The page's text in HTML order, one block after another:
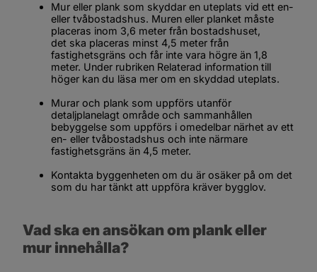
Mur eller plank som skyddar en uteplats vid ett en-
eller tvåbostadshus. Muren eller planket måste
placeras inom 3,6 meter från bostadshuset,
det ska placeras minst 4,5 meter från
fastighetsgräns och får inte vara högre än 1,8
meter. Under rubriken Relaterad information till
höger kan du läsa mer om en skyddad uteplats.
Murar och plank som uppförs utanför
detaljplanelagt område och sammanhållen
bebyggelse som uppförs i omedelbar närhet av ett
en- eller tvåbostadshus och inte närmare
fastighetsgräns än 4,5 meter.
Kontakta byggenheten om du är osäker på om det
som du har tänkt att uppföra kräver bygglov.
Vad ska en ansökan om plank eller
mur innehålla?